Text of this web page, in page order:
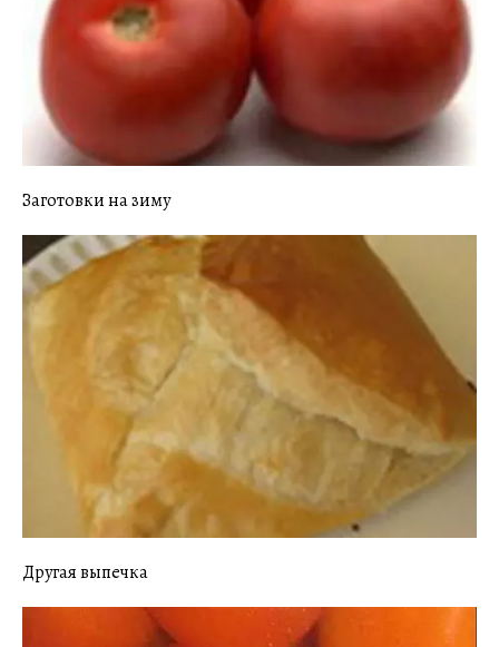
Заготовки на зиму
Другая выпечка